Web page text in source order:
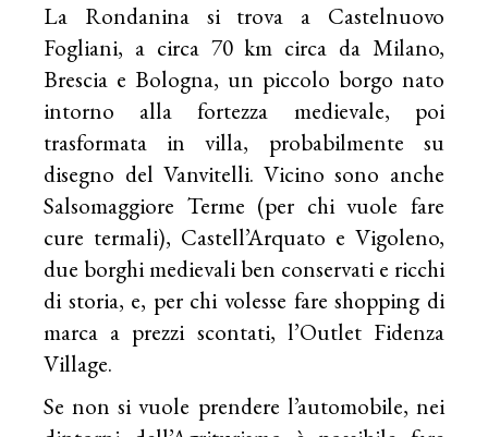
La Rondanina si trova a Castelnuovo
Fogliani, a circa 70 km circa da Milano,
Brescia e Bologna, un piccolo borgo nato
intorno alla fortezza medievale, poi
trasformata in villa, probabilmente su
disegno del Vanvitelli. Vicino sono anche
Salsomaggiore Terme (per chi vuole fare
cure termali), Castell’Arquato e Vigoleno,
due borghi medievali ben conservati e ricchi
di storia, e, per chi volesse fare shopping di
marca a prezzi scontati, l’Outlet Fidenza
Village.
Se non si vuole prendere l’automobile, nei